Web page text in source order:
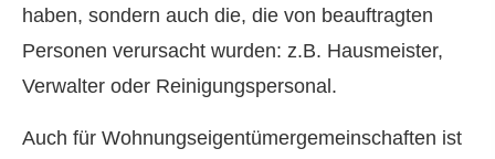
haben, sondern auch die, die von beauftragten
Per­sonen verursacht wurden: z.B. Hausmeister,
Verwalter oder Reinigungspersonal.
Auch für Wohnungseigentümergemeinschaften ist